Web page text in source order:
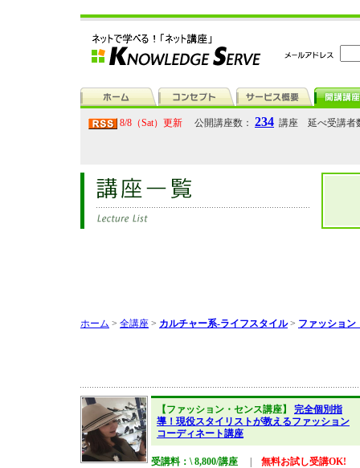
8/8（Sat）更新 公開講座数： 234 講座 延べ受講者
ホーム > 全講座 > カルチャー系-ライフスタイル> ファッション
【ファッション・センス講座】 完全個別指
導！現役スタイリストが教えるファッション
コーディネート講座
受講料：\ 8,800/講座
無料お試し受講OK!